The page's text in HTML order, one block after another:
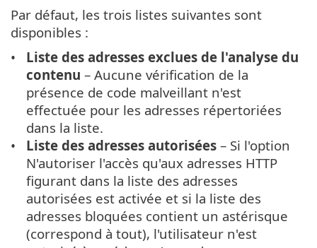
Par défaut, les trois listes suivantes sont
disponibles :
Liste des adresses exclues de l'analyse du
contenu – Aucune vérification de la
présence de code malveillant n'est
effectuée pour les adresses répertoriées
dans la liste.
Liste des adresses autorisées – Si l'option
N'autoriser l'accès qu'aux adresses HTTP
figurant dans la liste des adresses
autorisées est activée et si la liste des
adresses bloquées contient un astérisque
(correspond à tout), l'utilisateur n'est